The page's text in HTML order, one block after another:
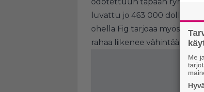
luvattu jo 463 000 dollarin
ohella Fig tarjoaa myös
rahaa liikenee vähintään
Me